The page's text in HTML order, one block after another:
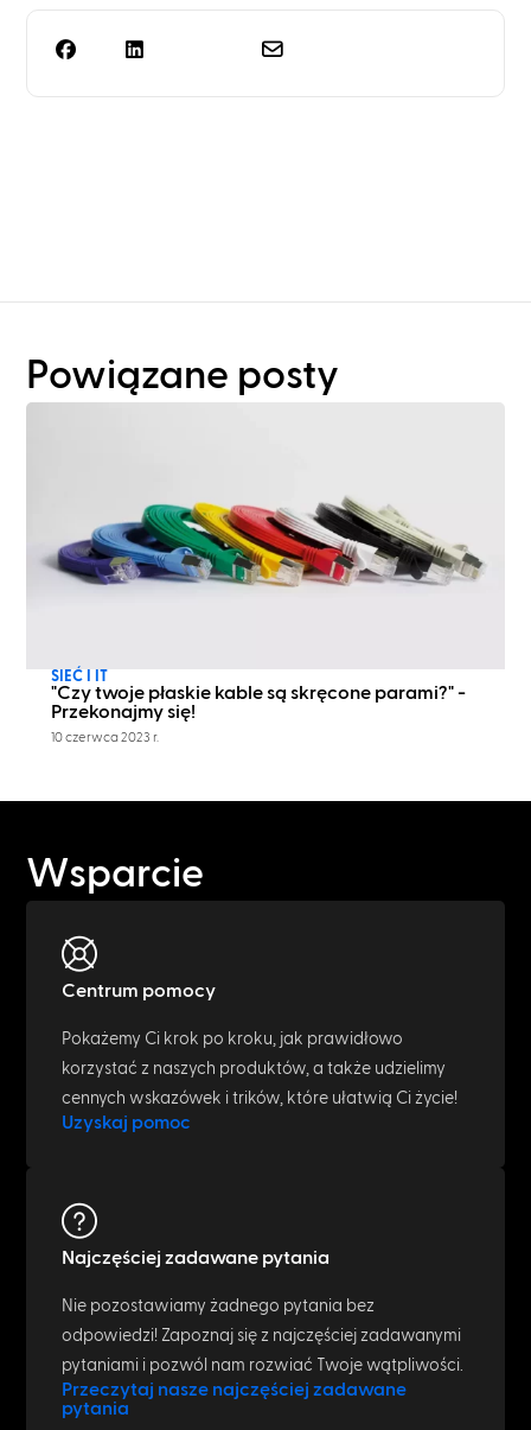
Powiązane posty
SIEĆ I IT
"Czy twoje płaskie kable są skręcone parami?" -
Przekonajmy się!
10 czerwca 2023 r.
Wsparcie
Centrum pomocy
Pokażemy Ci krok po kroku, jak prawidłowo
korzystać z naszych produktów, a także udzielimy
cennych wskazówek i trików, które ułatwią Ci życie!
Uzyskaj pomoc
Najczęściej zadawane pytania
Nie pozostawiamy żadnego pytania bez
odpowiedzi! Zapoznaj się z najczęściej zadawanymi
pytaniami i pozwól nam rozwiać Twoje wątpliwości.
Przeczytaj nasze najczęściej zadawane
pytania